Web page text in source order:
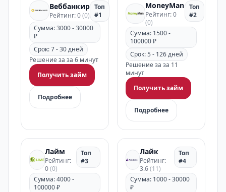
Веббанкир
Рейтинг: 0(0)
Топ
#1
Сумма: 3000 - 30000
₽
Срок: 7 - 30 дней
Решение за за 6 минут
Получить займ
Подробнее
MoneyMan
Рейтинг: 0
(0)
Топ
#2
Сумма: 1500 -
100000 ₽
Срок: 5 - 126 дней
Решение за за 11
минут
Получить займ
Подробнее
Лайм
Рейтинг:
0(0)
Топ
#3
Сумма: 4000 -
100000 ₽
Лайк
Рейтинг:
3.6(11)
Топ
#4
Сумма: 1000 - 30000
₽